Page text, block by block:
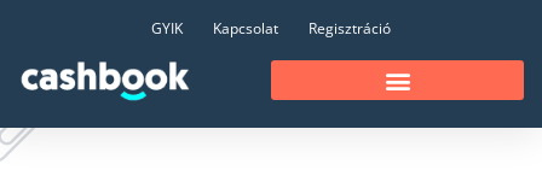
GYIK Kapcsolat Regisztráció